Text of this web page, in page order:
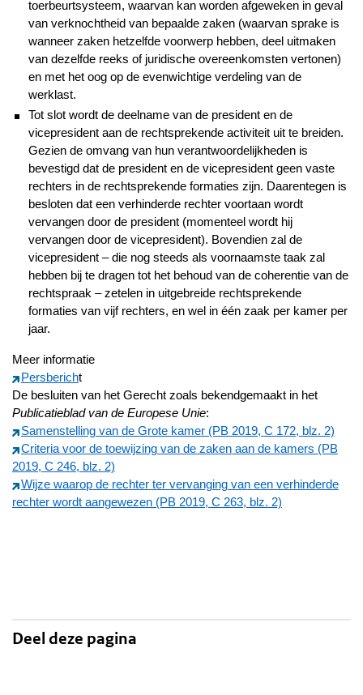
toerbeurtsysteem, waarvan kan worden afgeweken in geval
van verknochtheid van bepaalde zaken (waarvan sprake is
wanneer zaken hetzelfde voorwerp hebben, deel uitmaken
van dezelfde reeks of juridische overeenkomsten vertonen)
en met het oog op de evenwichtige verdeling van de
werklast.
Tot slot wordt de deelname van de president en de
vicepresident aan de rechtsprekende activiteit uit te breiden.
Gezien de omvang van hun verantwoordelijkheden is
bevestigd dat de president en de vicepresident geen vaste
rechters in de rechtsprekende formaties zijn. Daarentegen is
besloten dat een verhinderde rechter voortaan wordt
vervangen door de president (momenteel wordt hij
vervangen door de vicepresident). Bovendien zal de
vicepresident – die nog steeds als voornaamste taak zal
hebben bij te dragen tot het behoud van de coherentie van de
rechtspraak – zetelen in uitgebreide rechtsprekende
formaties van vijf rechters, en wel in één zaak per kamer per
jaar.
Meer informatie
Persbericht
De besluiten van het Gerecht zoals bekendgemaakt in het
Publicatieblad van de Europese Unie:
Samenstelling van de Grote kamer (PB 2019, C 172, blz. 2)
Criteria voor de toewijzing van de zaken aan de kamers (PB
2019, C 246, blz. 2)
Wijze waarop de rechter ter vervanging van een verhinderde
rechter wordt aangewezen (PB 2019, C 263, blz. 2)
Deel deze pagina